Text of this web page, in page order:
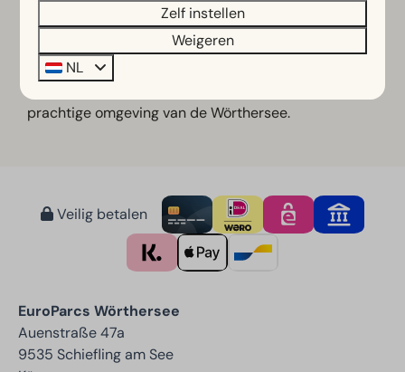
Vergeet niet je hond aan te melden bij het maken
van je reservering
Kortom: een heerlijke vakantie waar jij én je hond
prachtige omgeving van de Wörthersee.
Veilig betalen
EuroParcs Wörthersee
Auenstraße 47a
9535 Schiefling am See
Zelf instellen
Weigeren
NL